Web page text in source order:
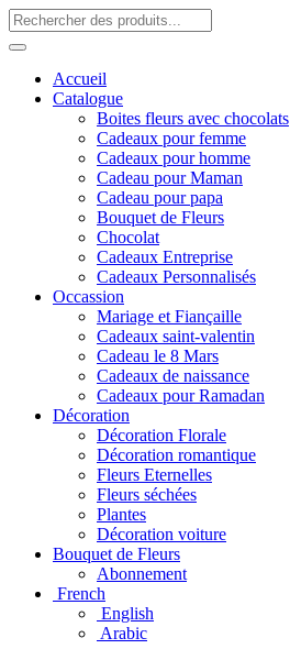
Accueil
Catalogue
Boites fleurs avec chocolats
Cadeaux pour femme
Cadeaux pour homme
Cadeau pour Maman
Cadeau pour papa
Bouquet de Fleurs
Chocolat
Cadeaux Entreprise
Cadeaux Personnalisés
Occassion
Mariage et Fiançaille
Cadeaux saint-valentin
Cadeau le 8 Mars
Cadeaux de naissance
Cadeaux pour Ramadan
Décoration
Décoration Florale
Décoration romantique
Fleurs Eternelles
Fleurs séchées
Plantes
Décoration voiture
Bouquet de Fleurs
Abonnement
French
English
Arabic